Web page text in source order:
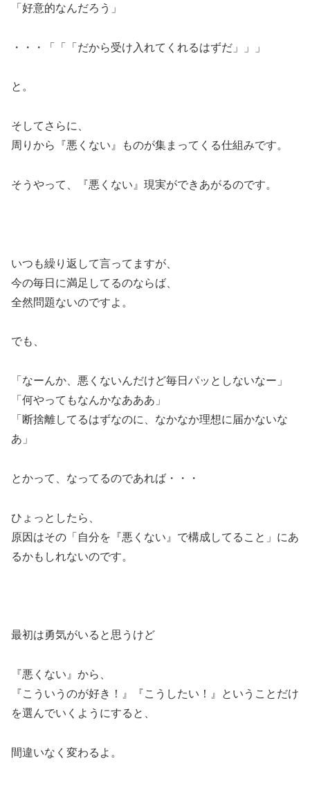
「好意的なんだろう」
・・・「「「だから受け入れてくれるはずだ」」」
と。
そしてさらに、
周りから『悪くない』ものが集まってくる仕組みです。
そうやって、『悪くない』現実ができあがるのです。
いつも繰り返して言ってますが、
今の毎日に満足してるのならば、
全然問題ないのですよ。
でも、
「なーんか、悪くないんだけど毎日パッとしないなー」
「何やってもなんかなあああ」
「断捨離してるはずなのに、なかなか理想に届かないな
あ」
とかって、なってるのであれば・・・
ひょっとしたら、
原因はその「自分を『悪くない』で構成してること」にあ
るかもしれないのです。
最初は勇気がいると思うけど
『悪くない』から、
『こういうのが好き！』『こうしたい！』ということだけ
を選んでいくようにすると、
間違いなく変わるよ。